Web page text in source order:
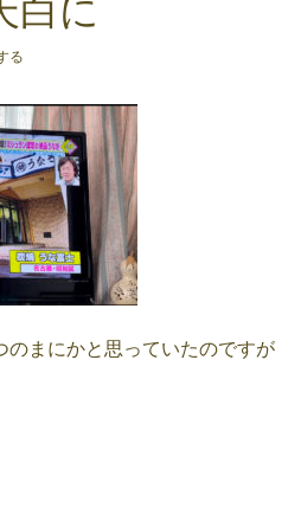
白に
る
のまにかと思っていたのですが